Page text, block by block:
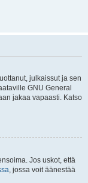
julkaissut ja sen
GNU General
jakaa vapaasti. Katso
Jos uskot, että
, jossa voit äänestää